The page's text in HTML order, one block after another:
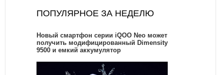
ПОПУЛЯРНОЕ ЗА НЕДЕЛЮ
Новый смартфон серии iQOO Neo может
получить модифицированный Dimensity
9500 и емкий аккумулятор